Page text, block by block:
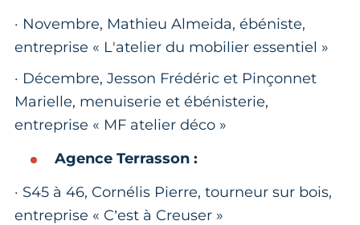
· Novembre, Mathieu Almeida, ébéniste,
entreprise « L'atelier du mobilier essentiel »
· Décembre, Jesson Frédéric et Pinçonnet
Marielle, menuiserie et ébénisterie,
entreprise « MF atelier déco »
Agence Terrasson :
· S45 à 46, Cornélis Pierre, tourneur sur bois,
entreprise « C’est à Creuser »